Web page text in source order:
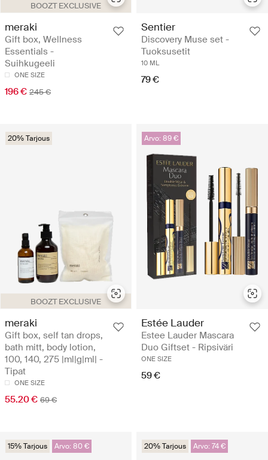
BOOZT EXCLUSIVE
meraki
Gift box, Wellness
Essentials -
Suihkugeeli
ONE SIZE
196 € 245 €
Sentier
Discovery Muse set -
Tuoksusetit
10 ML
79 €
BOOZT EXCLUSIVE
20% Tarjous
meraki
Gift box, self tan drops,
bath mitt, body lotion,
100, 140, 275 |ml|g|ml| -
Tipat
ONE SIZE
55.20 € 69 €
Arvo: 89 €
Estée Lauder
Estee Lauder Mascara
Duo Giftset - Ripsiväri
ONE SIZE
59 €
15% Tarjous Arvo: 80 € 20% Tarjous Arvo: 74 €